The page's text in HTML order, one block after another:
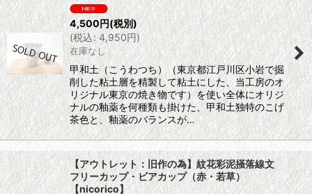
4,500円(税別)
(税込: 4,950円)
在庫なし
甲和土（こうわつち）（東京都江戸川区小岩で掘
削した粘土層を精製して粘土にした、当工房のオ
リジナル東京の焼き物です）を使い全体にオリジ
ナルの釉薬を何種類も掛けた、甲和土独特のこげ
茶色と、釉薬のバランスが…
【アウトレット：旧作の為】紋花彩泥掻落線文
フリーカップ・ビアカップ（赤・若草）
【nicorico】